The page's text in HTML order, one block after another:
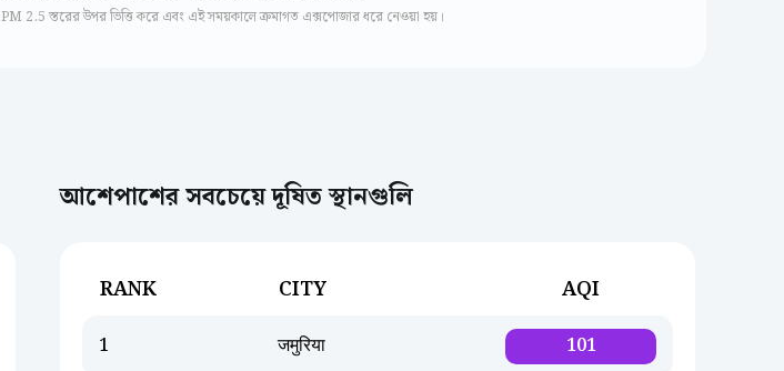
2.5 স্তরের উপর ভিত্তি করে এবং এই সময়কালে ক্রমাগত এক্সপোজার ধরে নেওয়া হয়।
আশেপাশের সবচেয়ে দূষিত স্থানগুলি
RANK CITY AQI
1 जमुरिया 101